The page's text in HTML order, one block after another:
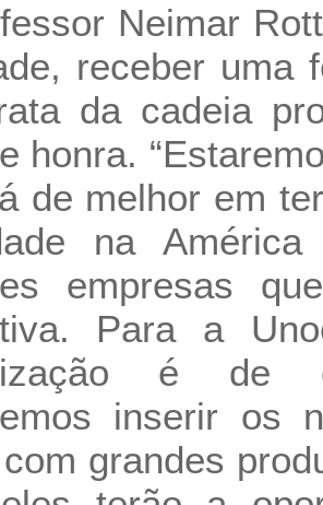
Neimar
receber uma
da cadeia
honra.
de melhor em
na
empresas
Para a
é de
inserir os
grandes